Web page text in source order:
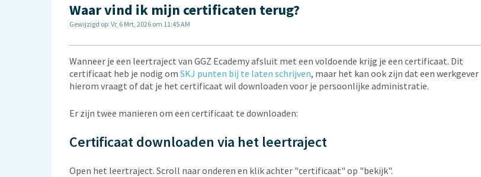
Waar vind ik mijn certificaten terug?
Gewijzigd op: Vr, 6 Mrt, 2026 om 11:45 AM
Wanneer je een leertraject van GGZ Ecademy afsluit met een voldoende krijg je een certificaat. Dit
certificaat heb je nodig om SKJ punten bij te laten schrijven, maar het kan ook zijn dat een werkgever
hierom vraagt of dat je het certificaat wil downloaden voor je persoonlijke administratie.
Er zijn twee manieren om een certificaat te downloaden:
Certificaat downloaden via het leertraject
Open het leertraject. Scroll naar onderen en klik achter "certificaat" op "bekijk".